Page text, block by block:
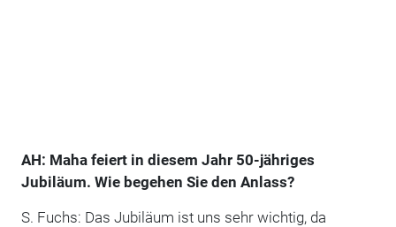
AH: Maha feiert in diesem Jahr 50-jähriges
Jubiläum. Wie begehen Sie den Anlass?
S. Fuchs: Das Jubiläum ist uns sehr wichtig, da